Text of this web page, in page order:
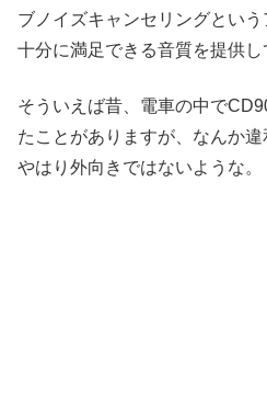
ブノイズキャンセリングという
十分に満足できる音質を提供し
そういえば昔、電車の中で
たことがありますが、なんか
やはり外向きではないような。